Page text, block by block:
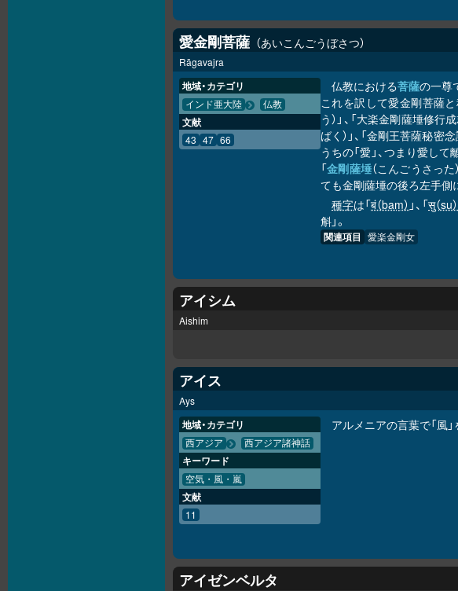
愛金剛菩薩 あいこんごうぼさつ
Rāgavajra
仏教における菩薩の一尊
これを訳して愛金剛菩薩と
う）」、「大楽金剛薩埵修
ばく）」、「金剛王菩薩秘密
うちの「愛」、つまり愛し
「金剛薩埵（こんごうさっ
ても金剛薩埵の後ろ左手側
種字は「बं（baṃ） 」、「सु（su）
斛」。
関連項目 愛楽金剛女
地域・カテゴリ
インド亜大陸 仏教
文献
43 47 66
アイシム
Aishim
アイス
Ays
アルメニアの言葉で「風
地域・カテゴリ
西アジア 西アジア諸神話
キーワード
空気・風・嵐
文献
11
アイゼンベルタ